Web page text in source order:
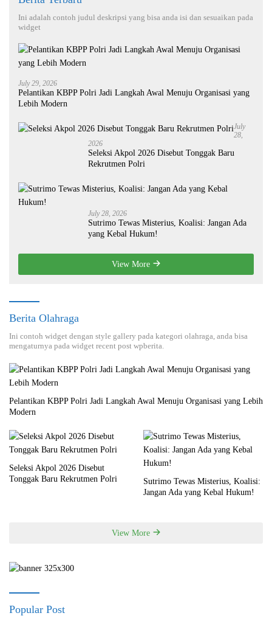
Ini adalah contoh judul deskripsi yang bisa anda isi dan sesuaikan pada
widget
July 29, 2026
Pelantikan KBPP Polri Jadi Langkah Awal Menuju Organisasi yang
Lebih Modern
July
28,
2026
Seleksi Akpol 2026 Disebut Tonggak Baru
Rekrutmen Polri
July 28, 2026
Sutrimo Tewas Misterius, Koalisi: Jangan Ada
yang Kebal Hukum!
View More
Berita Olahraga
Ini contoh widget dengan style gallery pada kategori olahraga, anda bisa
mengaturnya pada widget recent post wpberita.
Pelantikan KBPP Polri Jadi Langkah Awal Menuju Organisasi yang Lebih
Modern
Seleksi Akpol 2026 Disebut
Tonggak Baru Rekrutmen Polri
Sutrimo Tewas Misterius, Koalisi:
Jangan Ada yang Kebal Hukum!
View More
Popular Post